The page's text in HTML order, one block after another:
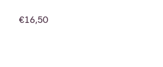
€16,50